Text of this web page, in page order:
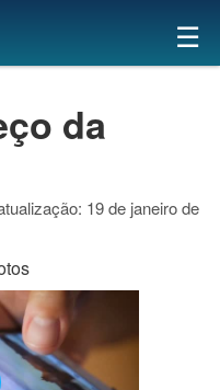
×
☰
da
19 de janeiro de